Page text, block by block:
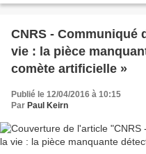
CNRS - Communiqué
vie : la pièce
comète artificielle »
Publié le 12/04/2016 à 10:15
Par Paul Keirn